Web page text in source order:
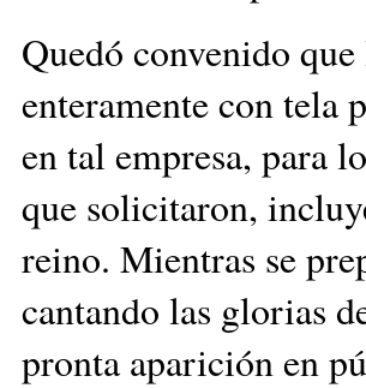
Quedó convenido
enteramente con tela
en tal empresa, para
que solicitaron,
reino. Mientras se
cantando las glorias
pronta aparición en